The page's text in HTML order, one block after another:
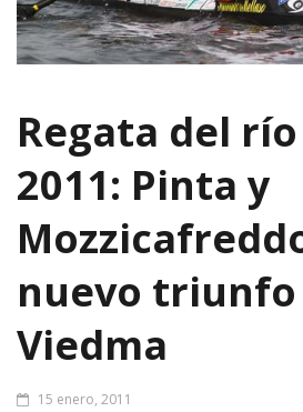
Regata del
2011: Pinta y
nuevo triunfo
Viedma
15 enero, 2011